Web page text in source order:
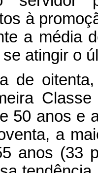
à
a média
atingir o
de
50 anos e
a
anos (33